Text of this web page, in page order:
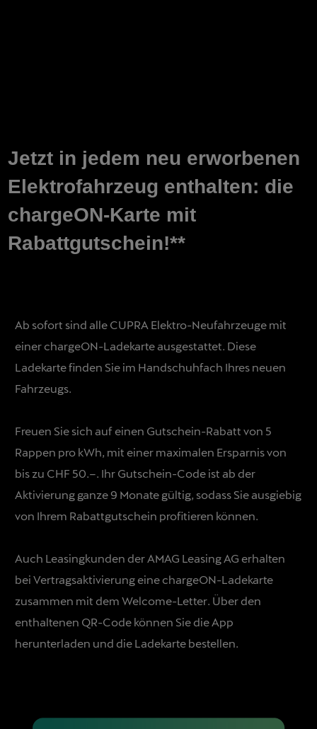
Jetzt in jedem neu erworbenen
Elektrofahrzeug enthalten: die
chargeON-Karte mit
Rabattgutschein!**
Ab sofort sind alle CUPRA Elektro-Neufahrzeuge mit
einer chargeON-Ladekarte ausgestattet. Diese
Ladekarte finden Sie im Handschuhfach Ihres neuen
Fahrzeugs.
Freuen Sie sich auf einen Gutschein-Rabatt von 5
Rappen pro kWh, mit einer maximalen Ersparnis von
bis zu CHF 50.–. Ihr Gutschein-Code ist ab der
Aktivierung ganze 9 Monate gültig, sodass Sie ausgiebig
von Ihrem Rabattgutschein profitieren können.
Auch Leasingkunden der AMAG Leasing AG erhalten
bei Vertragsaktivierung eine chargeON-Ladekarte
zusammen mit dem Welcome-Letter. Über den
enthaltenen QR-Code können Sie die App
herunterladen und die Ladekarte bestellen.